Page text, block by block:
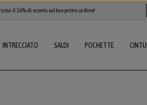
il 10% di sconto sul tuo primo ordine!
INTRECCIATO SALDI POCHETTE